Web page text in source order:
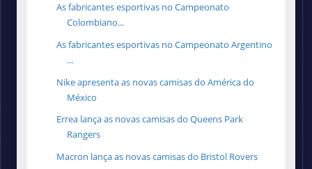
As fabricantes esportivas no Campeonato
Colombiano...
As fabricantes esportivas no Campeonato Argentino
...
Nike apresenta as novas camisas do América do
México
Errea lança as novas camisas do Queens Park
Rangers
Macron lança as novas camisas do Bristol Rovers